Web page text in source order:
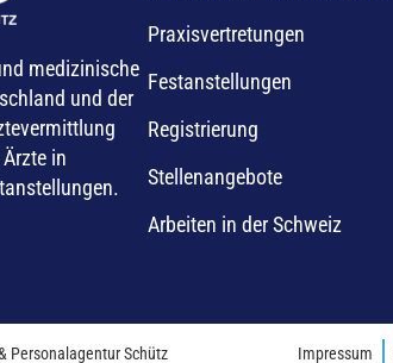
medizinische
und der
in
Praxisvertretungen
Festanstellungen
Registrierung
Stellenangebote
Arbeiten in der Schweiz
Personalagentur Schütz Impressum